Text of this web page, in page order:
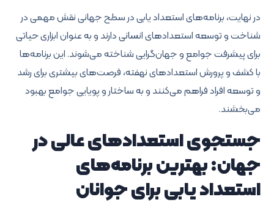
در نهایت، برنامه‌های استعداد یابی در سطح جهانی نقش مهمی در
شناخت و توسعه استعدادهای انسانی دارند و به عنوان ابزاری حیاتی
برای پیشرفت جوامع و جهان‌گرایی شناخته می‌شوند. این برنامه‌ها
با کشف و پرورش استعدادهای نهفته، فرصت‌های بیشتری برای رشد
و توسعه افراد فراهم می‌کنند و به ساختار و پویایی جوامع بهبود
می‌بخشند.
جستجوی استعدادهای عالی در
جهان: بهترین برنامه‌های
استعداد یابی برای جوانان